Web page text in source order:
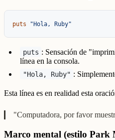
puts "Hola, Ruby"
puts : Sensación de
línea en la consola.
"Hola, Ruby" :
Esta línea es en realidad esta
"Computadora, por favor
Marco mental (estilo Park